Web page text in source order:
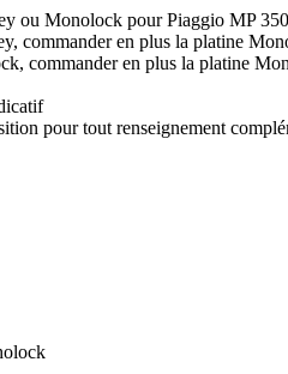
ou Monolock pour Piaggio MP
commander en plus la platine
commander en plus la platine
pour tout renseignement